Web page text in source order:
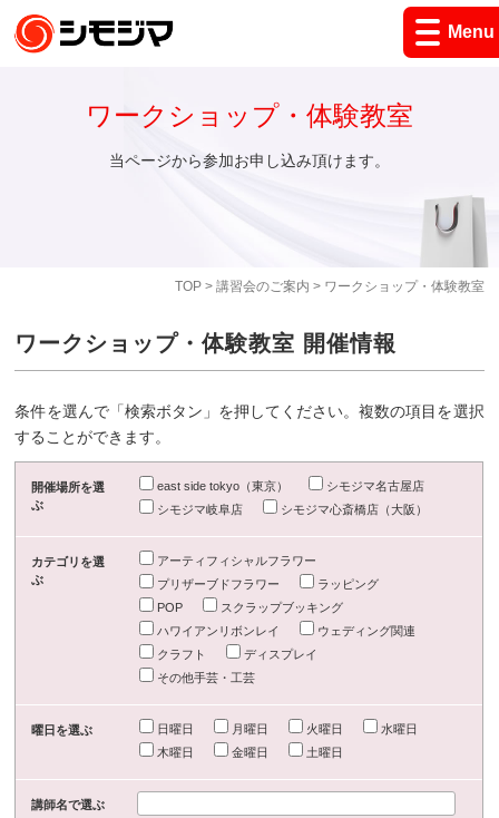
Menu
TOP> 講習会のご案内 > ワークショップ・体験教室
ワークショップ・体験教室
当ページから参加お申し込み頂けます。
ワークショップ・体験教室 開催情報
条件を選んで「検索ボタン」を押してください。複数の項目を選択
することができます。
開催場所を選
ぶ
east side tokyo（東京）
シモジマ名古屋店
シモジマ岐阜店
シモジマ心斎橋店（大阪）
カテゴリを選
ぶ
アーティフィシャルフラワー
プリザーブドフラワー
ラッピング
POP
スクラップブッキング
ハワイアンリボンレイ
ウェディング関連
クラフト
ディスプレイ
その他手芸・工芸
曜日を選ぶ 日曜日 月曜日 火曜日
水曜日
木曜日
金曜日 土曜日
講師名で選ぶ